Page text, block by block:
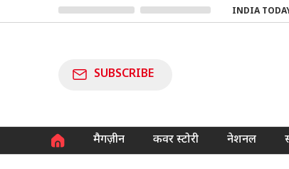
INDIA
SUBSCRIBE
मैगज़ीन कवर स्टोरी नेशनल